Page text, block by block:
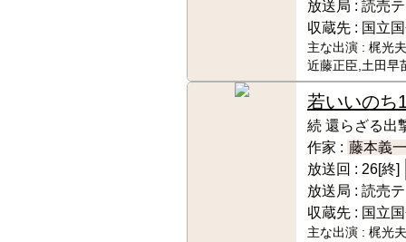
放送局 : 読売
収蔵先 : 国立
主な出演 : 梶光
近藤正臣,土田早
若いいのち
続 還らざる出
作家 : 藤本義一
放送回 : 26[終]
放送局 : 読売
収蔵先 : 国立
主な出演 : 梶光